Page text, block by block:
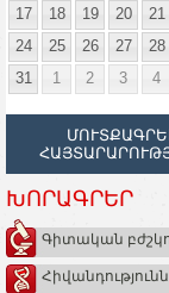
17
18 19 20 21
24
25 26 27 28
31
1 2 3 4
ԽՈՐԱԳՐԵՐ
Գիտական